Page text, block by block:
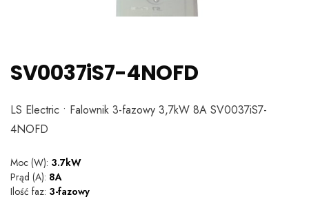
SV0037iS7-4NOFD
LS Electric • Falownik 3-fazowy 3,7kW 8A SV0037iS7-
4NOFD
Moc (W): 3.7kW
Prąd (A): 8A
Ilość faz: 3-fazowy